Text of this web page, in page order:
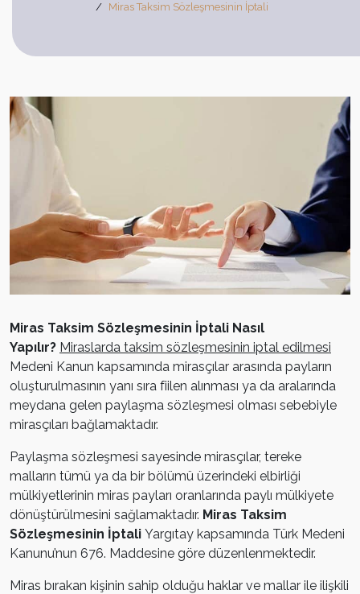
Miras Taksim Sözleşmesinin İptali
Miras Taksim Sözleşmesinin İptali Nasıl
Yapılır? Miraslarda taksim sözleşmesinin iptal edilmesi
Medeni Kanun kapsamında mirasçılar arasında payların
oluşturulmasının yanı sıra fiilen alınması ya da aralarında
meydana gelen paylaşma sözleşmesi olması sebebiyle
mirasçıları bağlamaktadır.
Paylaşma sözleşmesi sayesinde mirasçılar, tereke
malların tümü ya da bir bölümü üzerindeki elbirliği
mülkiyetlerinin miras payları oranlarında paylı mülkiyete
dönüştürülmesini sağlamaktadır. Miras Taksim
Sözleşmesinin İptali Yargıtay kapsamında Türk Medeni
Kanunu’nun 676. Maddesine göre düzenlenmektedir.
Miras bırakan kişinin sahip olduğu haklar ve mallar ile ilişkili